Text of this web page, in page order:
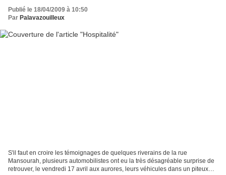
Publié le 18/04/2009 à 10:50
Par Palavazouilleux
S'il faut en croire les témoignages de quelques riverains de la rue
Mansourah, plusieurs automobilistes ont eu la très désagréable surprise de
retrouver, le vendredi 17 avril aux aurores, leurs véhicules dans un piteux